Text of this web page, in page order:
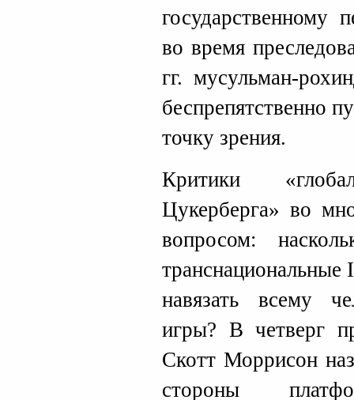
государственному
во время
гг. мусульман-
беспрепятственно
точку зрения.
Критики
Цукерберга» во
вопросом:
транснациональные
навязать всему
игры? В четверг
Скотт Моррисон
стороны